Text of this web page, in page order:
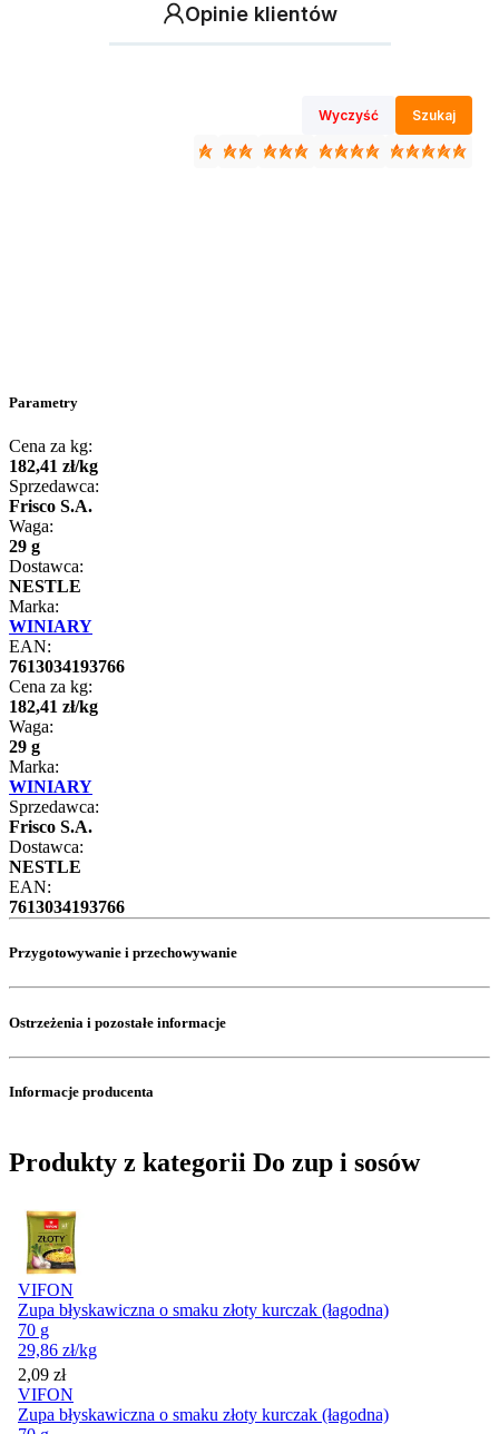
Opinie klientów
Wyczyść Szukaj
Parametry
Cena za kg:
182,41 zł/kg
Sprzedawca:
Frisco S.A.
Waga:
29 g
Dostawca:
NESTLE
Marka:
WINIARY
EAN:
7613034193766
Cena za kg:
182,41 zł/kg
Waga:
29 g
Marka:
WINIARY
Sprzedawca:
Frisco S.A.
Dostawca:
NESTLE
EAN:
7613034193766
Przygotowywanie i przechowywanie
Ostrzeżenia i pozostałe informacje
Informacje producenta
Produkty z kategorii Do zup i sosów
VIFON
Zupa błyskawiczna o smaku złoty kurczak (łagodna)
70 g
29,86 zł/kg
Cena
2,09 zł
VIFON
Zupa błyskawiczna o smaku złoty kurczak (łagodna)